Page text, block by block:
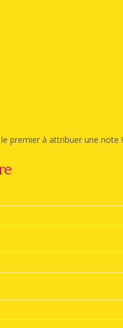
premier à attribuer une note !